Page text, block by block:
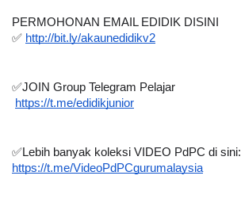
PERMOHONAN EMAIL EDIDIK DISINI
✅ http://bit.ly/akaunedidikv2
✅JOIN Group Telegram Pelajar
https://t.me/edidikjunior
✅Lebih banyak koleksi VIDEO PdPC di sini:
https://t.me/VideoPdPCgurumalaysia